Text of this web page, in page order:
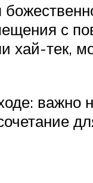
с
хай-тек,
важно